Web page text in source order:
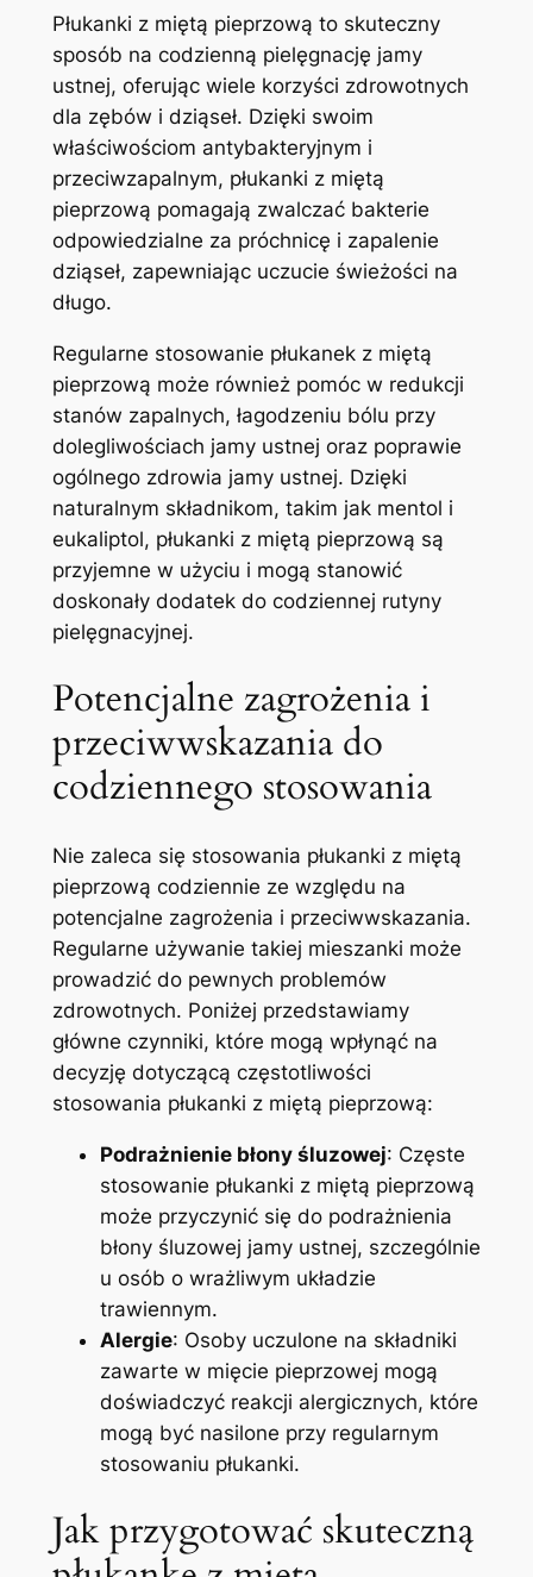
Płukanki z ‍miętą pieprzową to ​skuteczny⁣
sposób na codzienną pielęgnację jamy
ustnej, oferując wiele korzyści zdrowotnych
dla⁢ zębów i dziąseł. Dzięki swoim
właściwościom‌ antybakteryjnym i
⁤przeciwzapalnym, płukanki z miętą⁣
pieprzową pomagają zwalczać ⁣bakterie
odpowiedzialne za próchnicę i zapalenie
dziąseł, zapewniając uczucie świeżości‌ na‌
długo.
Regularne stosowanie płukanek z miętą⁤
pieprzową może ​również pomóc w redukcji
stanów zapalnych, łagodzeniu‌ bólu przy⁣
dolegliwościach jamy ustnej oraz⁣ poprawie
ogólnego zdrowia⁢ jamy‌ ustnej. Dzięki‍
naturalnym składnikom, takim ‍jak mentol i
eukaliptol, płukanki z ⁢miętą pieprzową są
przyjemne⁣ w użyciu i mogą stanowić
doskonały dodatek do codziennej rutyny
pielęgnacyjnej.
Potencjalne zagrożenia i
⁤przeciwwskazania do⁣
codziennego stosowania
Nie zaleca się stosowania ⁤płukanki⁤ z miętą
pieprzową codziennie ze względu na
potencjalne zagrożenia i przeciwwskazania.
Regularne używanie ⁣takiej‌ mieszanki ⁢może
prowadzić do pewnych problemów
zdrowotnych. Poniżej przedstawiamy
główne czynniki, które mogą wpłynąć na
decyzję ⁤dotyczącą częstotliwości ​
stosowania płukanki z miętą pieprzową:
Podrażnienie błony‌ śluzowej: Częste‍
stosowanie płukanki z miętą pieprzową‌
może przyczynić‍ się do ‍podrażnienia⁤
błony ​śluzowej jamy ustnej, szczególnie
u osób o wrażliwym ⁢układzie⁤
trawiennym.
Alergie: ⁣Osoby uczulone ‍na składniki
zawarte w mięcie pieprzowej mogą
doświadczyć reakcji alergicznych, które
mogą być ​nasilone przy ‍regularnym
stosowaniu ​płukanki.
Jak przygotować‍ skuteczną